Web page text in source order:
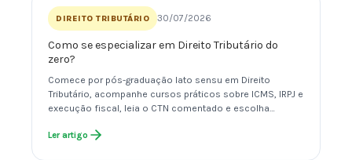
DIREITO TRIBUTÁRIO 30/07/2026
Como se especializar em Direito Tributário do
zero?
Comece por pós-graduação lato sensu em Direito
Tributário, acompanhe cursos práticos sobre ICMS, IRPJ e
execução fiscal, leia o CTN comentado e escolha…
Ler artigo